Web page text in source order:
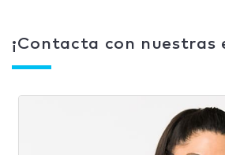
¡Contacta con nuestras